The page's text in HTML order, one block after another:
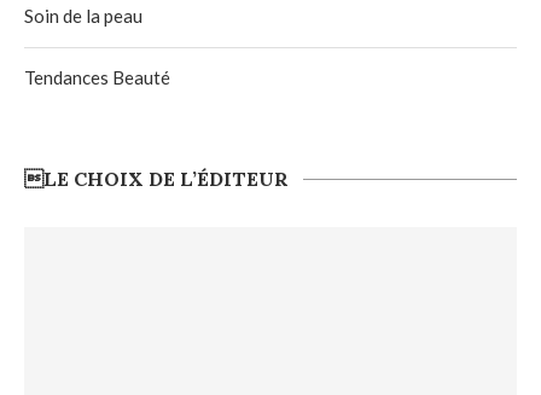
Soin de la peau
Tendances Beauté
LE CHOIX DE L’ÉDITEUR